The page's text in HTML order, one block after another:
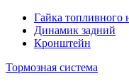
Гайка топливного
Динамик задний
Кронштейн
Тормозная система